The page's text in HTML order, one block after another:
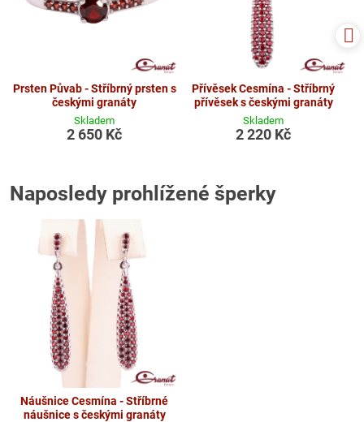
Prsten Půvab - Stříbrný prsten s
českými granáty
Skladem
2 650 Kč
Přívěsek Cesmína - Stříbrný
přívěsek s českými granáty
Skladem
2 220 Kč
Naposledy prohlížené šperky
Náušnice Cesmína - Stříbrné
náušnice s českými granáty